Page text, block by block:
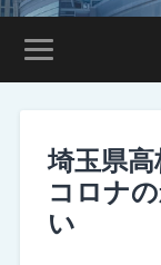
埼玉県
コロナ
い